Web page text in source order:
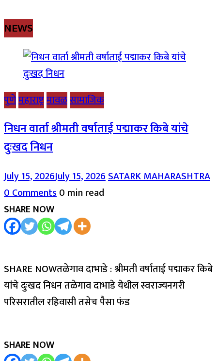
NEWS
पुणेमहाराष्ट्रमावळसामाजिक
निधन वार्ता श्रीमती वर्षाताई पद्माकर किबे यांचे
दुःखद निधन
July 15, 2026July 15, 2026SATARK MAHARASHTRA
0 Comments0 min read
SHARE NOW
SHARE NOWतळेगाव दाभाडे : श्रीमती वर्षाताई पद्माकर किबे
यांचे दुःखद निधन तळेगाव दाभाडे येथील स्वराज्यनगरी
परिसरातील रहिवासी तसेच पैसा फंड
SHARE NOW